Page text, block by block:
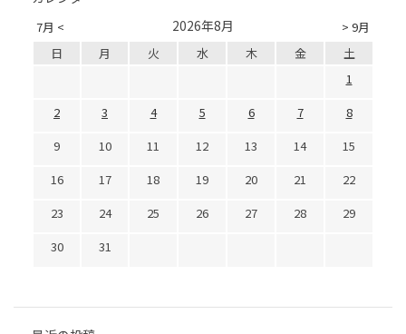
7月 < > 9月
2026年8月
日 月 火 水 木 金
土
1
2
3 4 5 6 7
8
9
10 11 12 13 14
15
16
17 18 19 20 21
22
23
24 25 26 27 28
29
30
31